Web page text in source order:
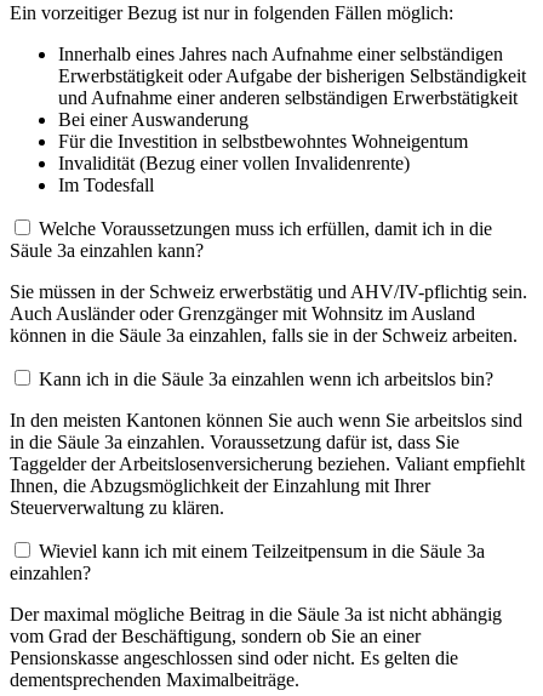
Ein vorzeitiger Bezug ist nur in folgenden Fällen möglich:
Innerhalb eines Jahres nach Aufnahme einer selbständigen
Erwerbstätigkeit oder Aufgabe der bisherigen Selbständigkeit
und Aufnahme einer anderen selbständigen Erwerbstätigkeit
Bei einer Auswanderung
Für die Investition in selbstbewohntes Wohneigentum
Invalidität (Bezug einer vollen Invalidenrente)
Im Todesfall
Welche Voraussetzungen muss ich erfüllen, damit ich in die
Säule 3a einzahlen kann?
Sie müssen in der Schweiz erwerbstätig und AHV/IV-pflichtig sein.
Auch Ausländer oder Grenzgänger mit Wohnsitz im Ausland
können in die Säule 3a einzahlen, falls sie in der Schweiz arbeiten.
Kann ich in die Säule 3a einzahlen wenn ich arbeitslos bin?
In den meisten Kantonen können Sie auch wenn Sie arbeitslos sind
in die Säule 3a einzahlen. Voraussetzung dafür ist, dass Sie
Taggelder der Arbeitslosenversicherung beziehen. Valiant empfiehlt
Ihnen, die Abzugsmöglichkeit der Einzahlung mit Ihrer
Steuerverwaltung zu klären.
Wieviel kann ich mit einem Teilzeitpensum in die Säule 3a
einzahlen?
Der maximal mögliche Beitrag in die Säule 3a ist nicht abhängig
vom Grad der Beschäftigung, sondern ob Sie an einer
Pensionskasse angeschlossen sind oder nicht. Es gelten die
dementsprechenden Maximalbeiträge.